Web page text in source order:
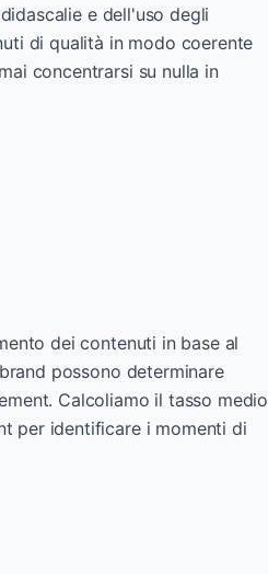
e dell'uso degli
di qualità in modo coerente
concentrarsi su nulla in
dei contenuti in base al
possono determinare
Calcoliamo il tasso medio
per identificare i momenti di